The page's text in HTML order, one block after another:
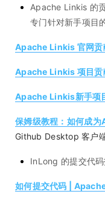
Apache Linkis 的
专门针对新手项目
Apache Linkis 官网贡
Apache Linkis 项目贡
Apache Linkis新手项
保姆级教程：如何成
Github Desktop 客户
InLong 的提交代码
如何提交代码 |